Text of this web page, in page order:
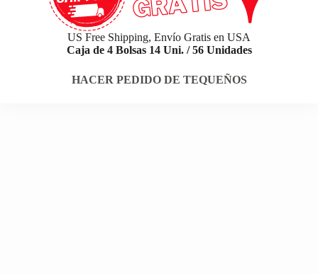
US Free Shipping, Envío Gratis en USA
Caja de 4 Bolsas 14 Uni. / 56 Unidades
HACER PEDIDO DE TEQUEÑOS